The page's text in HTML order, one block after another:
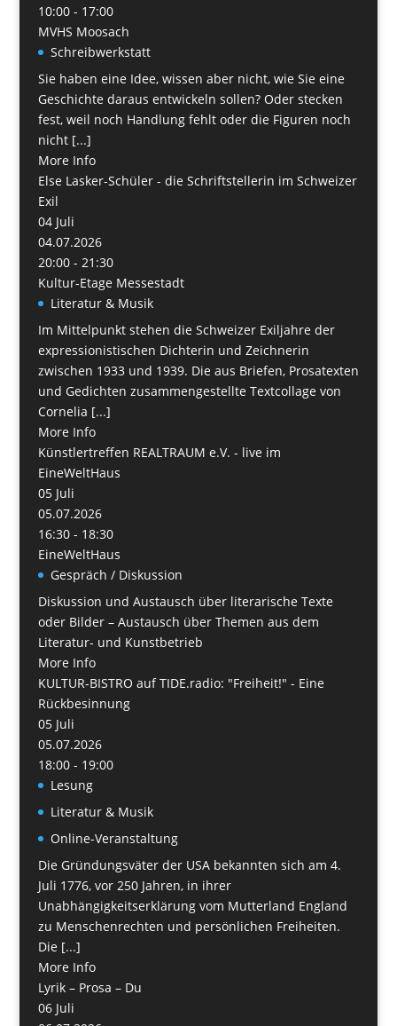
10:00 - 17:00
MVHS Moosach
Schreibwerkstatt
Sie haben eine Idee, wissen aber nicht, wie Sie eine
Geschichte daraus entwickeln sollen? Oder stecken
fest, weil noch Handlung fehlt oder die Figuren noch
nicht [...]
More Info
Else Lasker-Schüler - die Schriftstellerin im Schweizer
Exil
04 Juli
04.07.2026
20:00 - 21:30
Kultur-Etage Messestadt
Literatur & Musik
Im Mittelpunkt stehen die Schweizer Exiljahre der
expressionistischen Dichterin und Zeichnerin
zwischen 1933 und 1939. Die aus Briefen, Prosatexten
und Gedichten zusammengestellte Textcollage von
Cornelia [...]
More Info
Künstlertreffen REALTRAUM e.V. - live im
EineWeltHaus
05 Juli
05.07.2026
16:30 - 18:30
EineWeltHaus
Gespräch / Diskussion
Diskussion und Austausch über literarische Texte
oder Bilder – Austausch über Themen aus dem
Literatur- und Kunstbetrieb
More Info
KULTUR-BISTRO auf TIDE.radio: "Freiheit!" - Eine
Rückbesinnung
05 Juli
05.07.2026
18:00 - 19:00
Lesung
Literatur & Musik
Online-Veranstaltung
Die Gründungsväter der USA bekannten sich am 4.
Juli 1776, vor 250 Jahren, in ihrer
Unabhängigkeitserklärung vom Mutterland England
zu Menschenrechten und persönlichen Freiheiten.
Die [...]
More Info
Lyrik – Prosa – Du
06 Juli